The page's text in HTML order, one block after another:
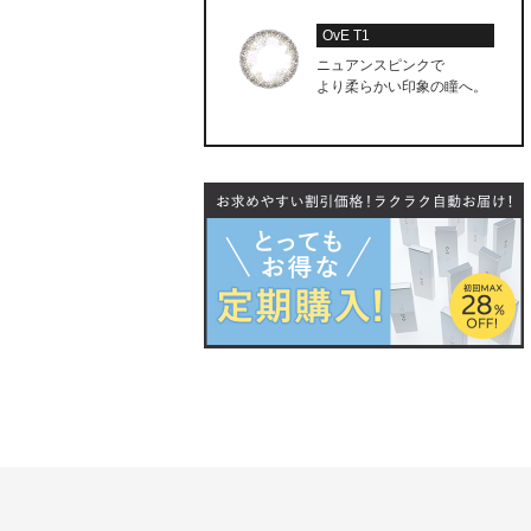
OvE T1
ニュアンスピンクで
より柔らかい印象の瞳へ。